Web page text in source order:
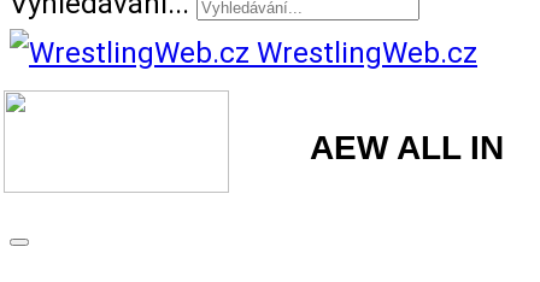
WrestlingWeb.cz
AEW ALL IN